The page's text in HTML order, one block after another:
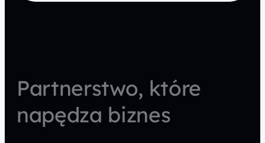
Partnerstwo, które
napędza biznes